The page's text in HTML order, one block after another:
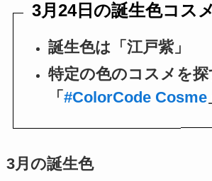
3月24日の誕生色コスメ
誕生色は「江戸紫」
特定の色のコスメを探
「#ColorCode Cosme
3月の誕生色